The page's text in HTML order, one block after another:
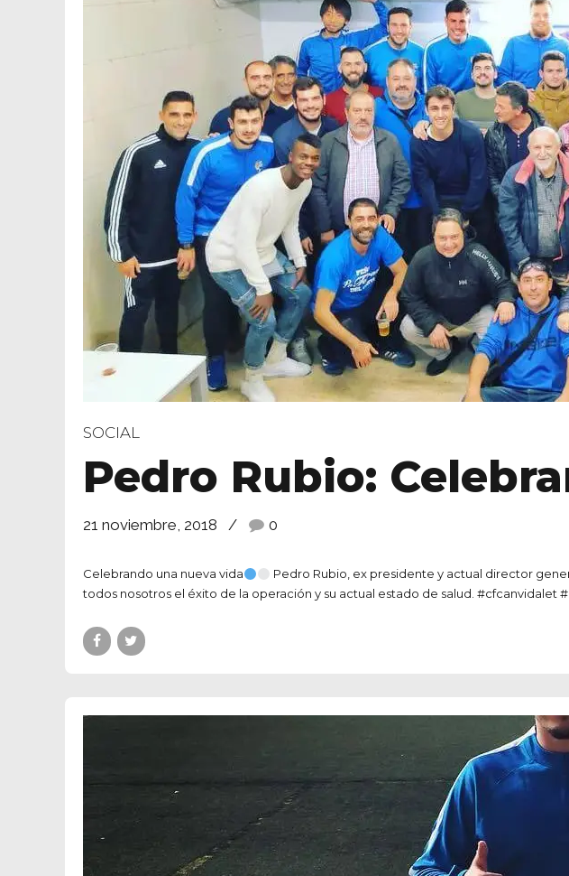
SOCIAL
Pedro Rubio:
21 noviembre, 2018 0
Celebrando una nueva vida
Pedro Rubio, ex presidente y actual director
todos nosotros el éxito de la operación y su actual estado de salud.